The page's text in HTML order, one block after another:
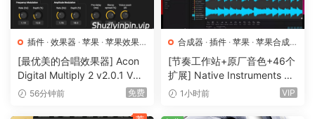
发创作灵感。
AI 音频转音符 – 即时将音频录音转换为可编辑的 MIDI 文件。
和弦助手 – 智能和弦建议，激发您的创作灵感。
更新的 Sample One 和 Impact 采样器 – 高级采样和声音塑造
工具。
Studio Verb 插件 – 通过直观的控制，创建沉浸式、逼真的混响
效果。
插件 · 效果器 · 苹果 · 苹果效果
器
[最优美的合唱效果器] Acon
Digital Multiply 2 v2.0.1 VST
VST3 AU AAX [WiN, MacOS
56分钟前 免费
合成器 · 插件 · 苹果 · 苹果合成
器
[节奏工作站+原厂音色+46个
扩展] Native Instruments M
aschine 3.6.0-HCiSO [Mac
1小时前 VIP